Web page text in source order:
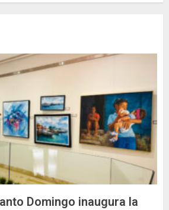
Domingo inaugura la